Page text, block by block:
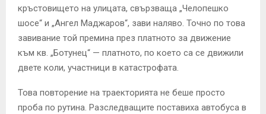
кръстовището на улицата, свързваща „Челопешко
шосе“ и „Ангел Маджаров“, зави наляво. Точно по това
завивание той премина през платното за движение
към кв. „Ботунец“ — платното, по което са се движили
двете коли, участници в катастрофата.
Това повторение на траекторията не беше просто
проба по рутина. Разследващите поставиха автобусa в